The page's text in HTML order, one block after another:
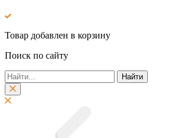
Товар добавлен в корзину
Поиск по сайту
Найти